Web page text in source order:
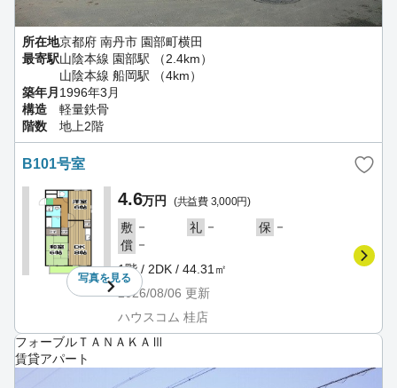
所在地京都府 南丹市 園部町横田
最寄駅山陰本線 園部駅 （2.4km）
山陰本線 船岡駅 （4km）
築年月 1996年3月
構造
軽量鉄骨
階数
地上2階
B101号室
写真を見る
4.6万円 (共益費 3,000円)
敷 － 礼 － 保 －
償 －
1階 / 2DK / 44.31㎡
2026/08/06 更新
ハウスコム 桂店
フォーブルＴＡＮＡＫＡⅢ
賃貸アパート